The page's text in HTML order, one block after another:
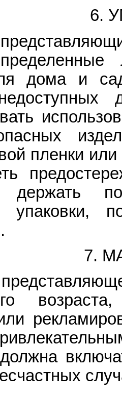
6.
дома и
пленки
держать
упаковки,
.
7.